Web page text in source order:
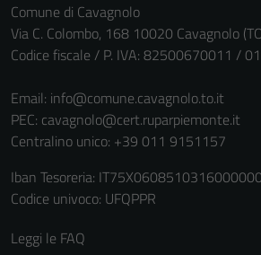
Comune di Cavagnolo
Via C. Colombo, 168 10020 Cavagnolo
Codice fiscale / P. IVA: 82500670011 /
Email: info@comune.cavagnolo.to.it
PEC: cavagnolo@cert.ruparpiemonte.it
Centralino unico: +39 011 9151157
Iban Tesoreria:
Codice univoco: UFQPPR
Leggi le FAQ